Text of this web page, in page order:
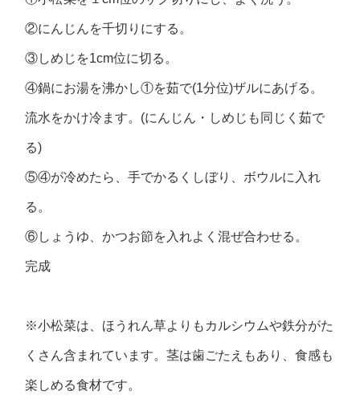
②にんじんを千切りにする。
③しめじを1cm位に切る。
④鍋にお湯を沸かし①を茹で(1分位)ザルにあげる。
流水をかけ冷ます。(にんじん・しめじも同じく茹で
る)
⑤④が冷めたら、手でかるくしぼり、ボウルに入れ
る。
⑥しょうゆ、かつお節を入れよく混ぜ合わせる。
完成
※小松菜は、ほうれん草よりもカルシウムや鉄分がた
くさん含まれています。茎は歯ごたえもあり、食感も
楽しめる食材です。